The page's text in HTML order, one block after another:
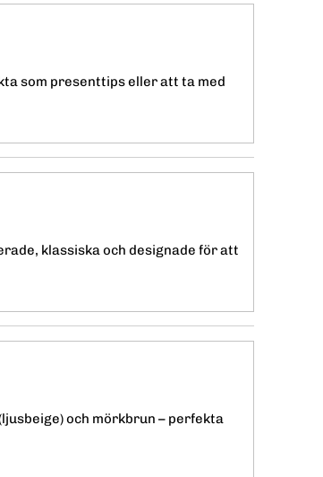
som presenttips eller att ta med
klassiska och designade för att
och mörkbrun – perfekta